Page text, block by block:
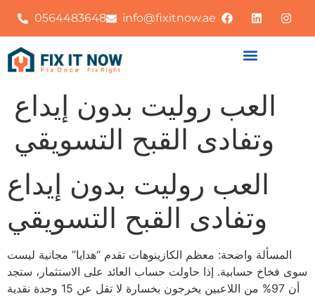
0564483648 info@fixitnow.ae
العب روليت بدون إيداع
وتفادى القبح التسويقي
العب روليت بدون إيداع
وتفادى القبح التسويقي
المسألة واضحة: معظم الكازينوهات تقدم “هدايا” مجانية ليست
سوى فخاخ حسابية. إذا حاولت حساب العائد على الاستثمار، ستجد
أن 97% من اللاعبين يخرجون بخسارة لا تقل عن 15 وحدة نقدية